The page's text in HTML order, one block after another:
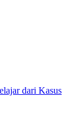
dari Kasus